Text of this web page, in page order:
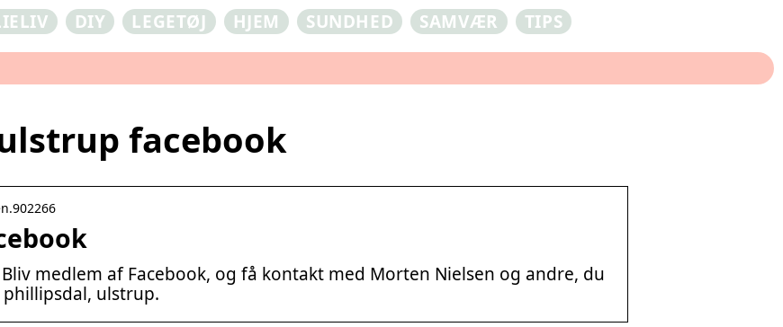
DIY LEGETØJ HJEM SUNDHED SAMVÆR TIPS
facebook
medlem af Facebook, og få kontakt med Morten Nielsen og andre, du
ulstrup.